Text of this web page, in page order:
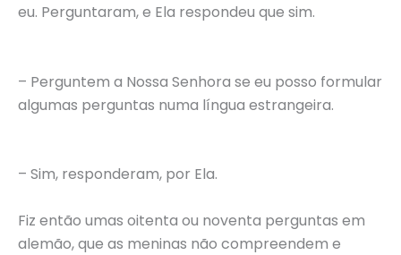
eu. Perguntaram, e Ela respondeu que sim.
– Perguntem a Nossa Senhora se eu posso formular
algumas perguntas numa língua estrangeira.
– Sim, responderam, por Ela.
Fiz então umas oitenta ou noventa perguntas em
alemão, que as meninas não compreendem e